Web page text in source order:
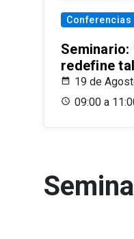
Conferencias
redefine
19 de
09:00 a